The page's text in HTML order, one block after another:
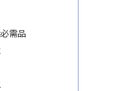
需品